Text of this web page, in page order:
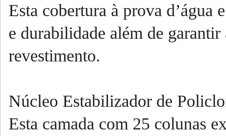
Esta cobertura à prova d’água
e durabilidade além de
revestimento.
Núcleo Estabilizador de
Esta camada com 25 colunas